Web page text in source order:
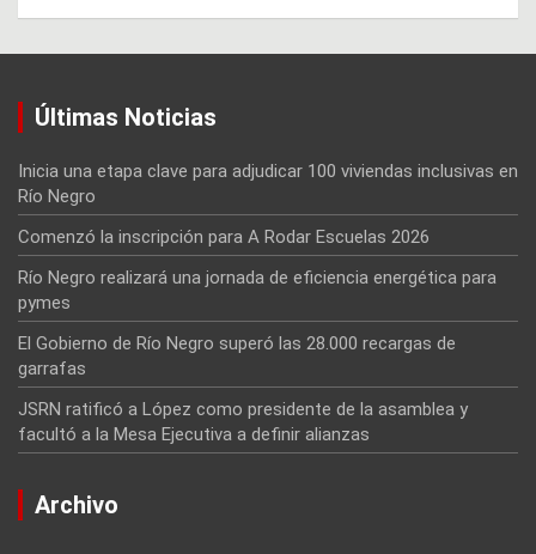
Últimas Noticias
Inicia una etapa clave para adjudicar 100 viviendas inclusivas en
Río Negro
Comenzó la inscripción para A Rodar Escuelas 2026
Río Negro realizará una jornada de eficiencia energética para
pymes
El Gobierno de Río Negro superó las 28.000 recargas de
garrafas
JSRN ratificó a López como presidente de la asamblea y
facultó a la Mesa Ejecutiva a definir alianzas
Archivo